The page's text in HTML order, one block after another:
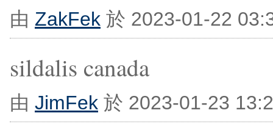
由 ZakFek 於 2023-01-22
sildalis canada
由 JimFek 於 2023-01-23